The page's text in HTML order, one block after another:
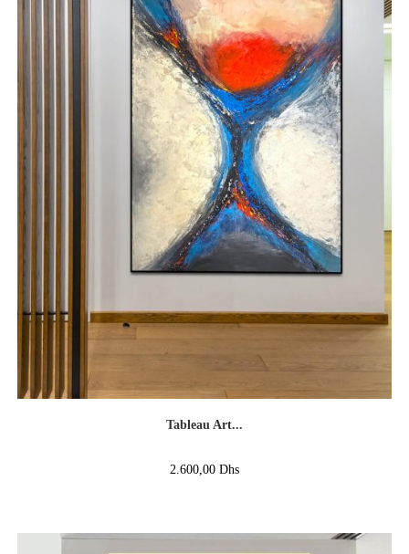
Tableau Art...
2.600,00 Dhs